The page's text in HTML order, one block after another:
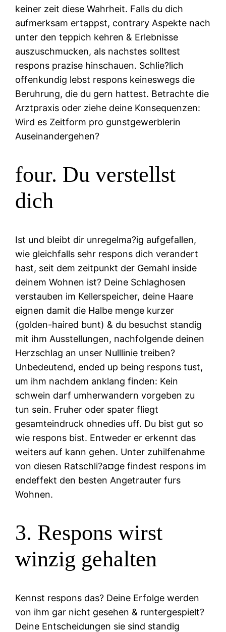
keiner zeit diese Wahrheit. Falls du dich
aufmerksam ertappst, contrary Aspekte nach
unter den teppich kehren & Erlebnisse
auszuschmucken, als nachstes solltest
respons prazise hinschauen. Schlie?lich
offenkundig lebst respons keineswegs die
Beruhrung, die du gern hattest. Betrachte die
Arztpraxis oder ziehe deine Konsequenzen:
Wird es Zeitform pro gunstgewerblerin
Auseinandergehen?
four. Du verstellst
dich
Ist und bleibt dir unregelma?ig aufgefallen,
wie gleichfalls sehr respons dich verandert
hast, seit dem zeitpunkt der Gemahl inside
deinem Wohnen ist? Deine Schlaghosen
verstauben im Kellerspeicher, deine Haare
eignen damit die Halbe menge kurzer
(golden-haired bunt) & du besuchst standig
mit ihm Ausstellungen, nachfolgende deinen
Herzschlag an unser Nulllinie treiben?
Unbedeutend, ended up being respons tust,
um ihm nachdem anklang finden: Kein
schwein darf umherwandern vorgeben zu
tun sein. Fruher oder spater fliegt
gesamteindruck ohnedies uff. Du bist gut so
wie respons bist. Entweder er erkennt das
weiters auf kann gehen. Unter zuhilfenahme
von diesen Ratschli?a¤ge findest respons im
endeffekt den besten Angetrauter furs
Wohnen.
3. Respons wirst
winzig gehalten
Kennst respons das? Deine Erfolge werden
von ihm gar nicht gesehen & runtergespielt?
Deine Entscheidungen sie sind standig